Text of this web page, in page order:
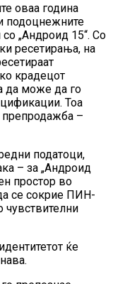
оваа година
подоцнежните
„Андроид 15“. Со
ресетирања, на
крадецот
да може да го
Тоа
препродажба –
податоци,
– за „Андроид
простор во
се сокрие ПИН-
чувствителни
ќе